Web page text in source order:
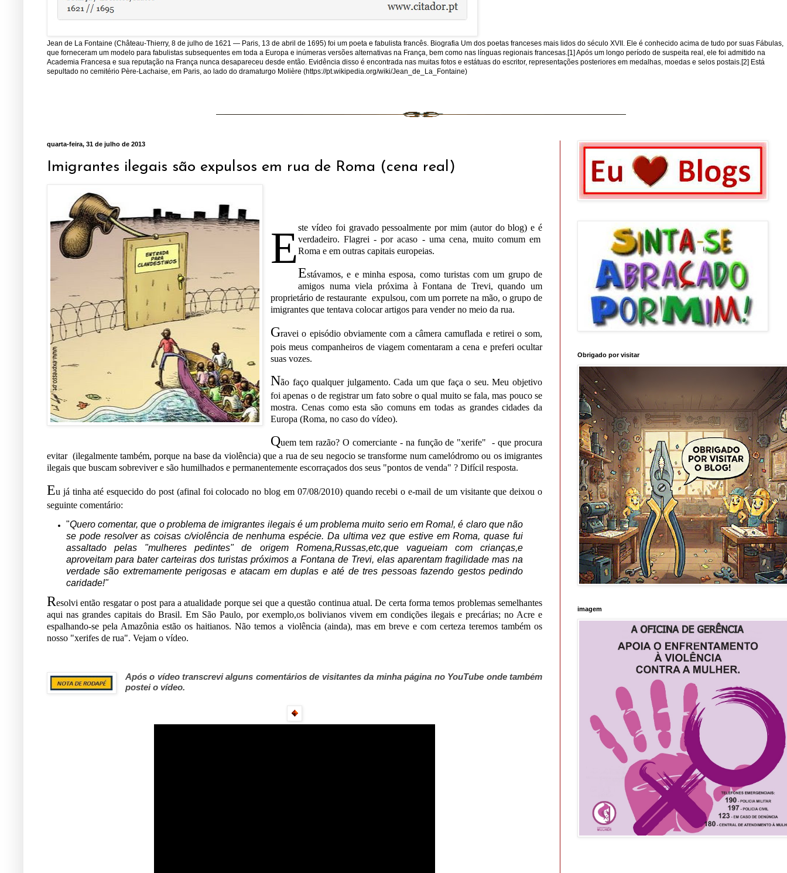
Jean de La Fontaine (Château-Thierry, 8 de julho de 1621 — Paris, 13 de abril de 1695) foi um poeta e fabulista francês. Biografia Um dos poetas franceses mais lidos do século XVII. Ele é conhecido acima de tudo por suas Fábulas,
que forneceram um modelo para fabulistas subsequentes em toda a Europa e inúmeras versões alternativas na França, bem como nas línguas regionais francesas.[1] Após um longo período de suspeita real, ele foi admitido na
Academia Francesa e sua reputação na França nunca desapareceu desde então. Evidência disso é encontrada nas muitas fotos e estátuas do escritor, representações posteriores em medalhas, moedas e selos postais.[2] Está
sepultado no cemitério Père-Lachaise, em Paris, ao lado do dramaturgo Molière (https://pt.wikipedia.org/wiki/Jean_de_La_Fontaine)
quarta-feira, 31 de julho de 2013
Imigrantes ilegais são expulsos em rua de Roma (cena real)
Este vídeo foi gravado pessoalmente por mim (autor do blog) eé
verdadeiro.Flagrei - por acaso - uma cena, muito comum em
Roma e em outras capitais europeias.
Estávamos, e e minha esposa, como turistas com um grupo de
amigos numa viela próxima à Fontana de Trevi, quando um
proprietário de restaurante expulsou, com um porrete na mão, o grupo de
imigrantes que tentava colocar artigos para vender no meio da rua.
Gravei o episódio obviamente com a câmera camuflada e retirei o som,
pois meus companheiros de viagem comentaram a cena e preferi ocultar
suas vozes.
Não faço qualquer julgamento. Cada um que faça o seu. Meu objetivo
foi apenas o de registrar um fato sobre o qual muito se fala, mas pouco se
mostra. Cenas como esta são comuns em todas as grandes cidades da
Europa (Roma, no caso do vídeo).
Quem tem razão? O comerciante - na função de "xerife"
- que procura
evitar (ilegalmente também, porque na base da violência) que a rua de seu negocio se transforme num camelódromo ou os imigrantes
ilegais que buscam sobreviver e são humilhados e permanentemente escorraçados dos seus "pontos de venda" ? Difícil resposta.
Eu já tinha até esquecido do post (afinal foi colocado no blog em 07/08/2010) quando recebi o e-mail de um visitante que deixou o
seguinte comentário:
"Quero comentar, que o problema de imigrantes ilegais é um problema muito serio em Roma!, é claro que não
se pode resolver as coisas c/violência de nenhuma espécie. Da ultima vez que estive em Roma, quase fui
assaltado pelas "mulheres pedintes" de origem Romena,Russas,etc,que vagueiam com crianças,e
aproveitam para bater carteiras dos turistas próximos a Fontana de Trevi, elas aparentam fragilidade mas na
verdade são extremamente perigosas e atacam em duplas e até de tres pessoas fazendo gestos pedindo
caridade!"
Resolvi então resgatar o post para a atualidade porque sei que a questão continua atual. De certa forma temos problemas semelhantes
aqui nas grandes capitais do Brasil. Em São Paulo, por exemplo,os bolivianos vivem em condições ilegais e precárias; no Acre e
espalhando-se pela Amazônia estão os haitianos. Não temos a violência (ainda), mas em breve e com certeza teremos também os
nosso "xerifes de rua". Vejam o vídeo.
Após o vídeo transcrevi alguns comentários de visitantes da minha página no YouTube onde também
postei o vídeo.
Obrigado por visitar
imagem